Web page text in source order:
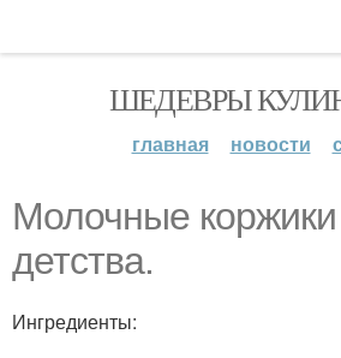
ШЕДЕВРЫ
главная новости
Молочные коржики
детства.
Ингредиенты: